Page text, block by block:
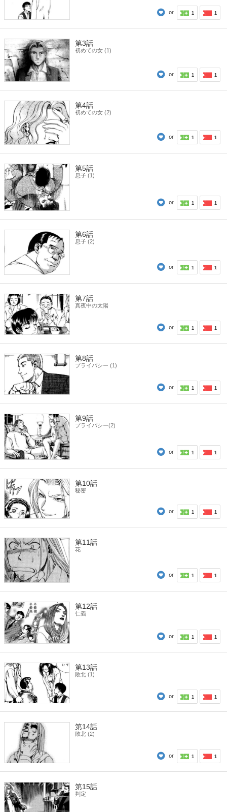
or 1 1
第3話
初めての女 (1)
or 1 1
第4話
初めての女 (2)
or 1 1
第5話
息子 (1)
or 1 1
第6話
息子 (2)
or 1 1
第7話
真夜中の太陽
or 1 1
第8話
プライバシー (1)
or 1 1
第9話
プライバシー(2)
or 1 1
第10話
秘密
or 1 1
第11話
花
or 1 1
第12話
仁義
or 1 1
第13話
敗北 (1)
or 1 1
第14話
敗北 (2)
or 1 1
第15話
判定